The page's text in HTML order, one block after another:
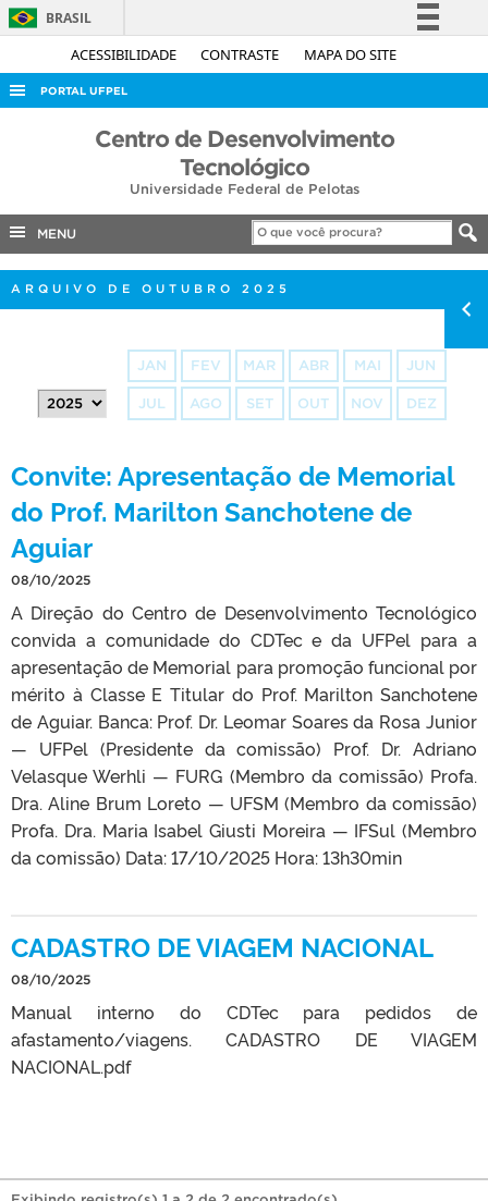
ACESSIBILIDADE CONTRASTE MAPA DO SITE
BRASIL
Simplifique!
Acesso à informação
Legislação
Canais
PORTAL UFPEL
CONCURSOS
INTERNACIONAL
PORTARIAS
Centro de Desenvolvimento
Tecnológico
Universidade Federal de Pelotas
MENU
ARQUIVO DE OUTUBRO 2025
JAN FEV MAR ABR MAI JUN
JUL AGO SET OUT NOV DEZ
Convite: Apresentação de Memorial
do Prof. Marilton Sanchotene de
Aguiar
08/10/2025
A Direção do Centro de Desenvolvimento Tecnológico
convida a comunidade do CDTec e da UFPel para a
apresentação de Memorial para promoção funcional por
mérito à Classe E Titular do Prof. Marilton Sanchotene
de Aguiar. Banca: Prof. Dr. Leomar Soares da Rosa Junior
— UFPel (Presidente da comissão) Prof. Dr. Adriano
Velasque Werhli — FURG (Membro da comissão) Profa.
Dra. Aline Brum Loreto — UFSM (Membro da comissão)
Profa. Dra. Maria Isabel Giusti Moreira — IFSul (Membro
da comissão) Data: 17/10/2025 Hora: 13h30min
CADASTRO DE VIAGEM NACIONAL
08/10/2025
Manual interno do CDTec para pedidos de
afastamento/viagens. CADASTRO DE VIAGEM
NACIONAL.pdf